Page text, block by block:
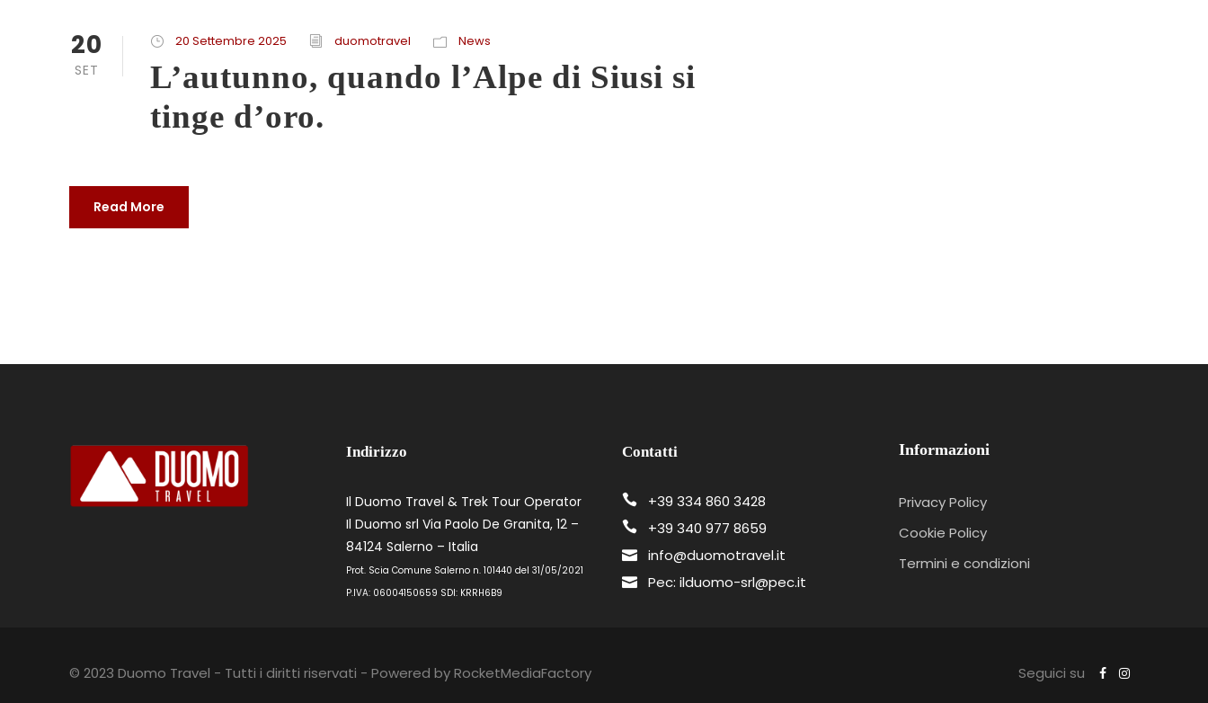
20
SET
20 Settembre 2025 duomotravel News
L’autunno, quando l’Alpe di Siusi si
tinge d’oro.
Read More
Indirizzo
Il Duomo Travel & Trek Tour Operator
Il Duomo srl Via Paolo De Granita, 12 –
84124 Salerno – Italia
Prot. Scia Comune Salerno n. 101440 del 31/05/2021
P.IVA: 06004150659 SDI: KRRH6B9
Contatti
+39 334 860 3428
+39 340 977 8659
info@duomotravel.it
Pec: ilduomo-srl@pec.it
Informazioni
Privacy Policy
Cookie Policy
Termini e condizioni
© 2023 Duomo Travel - Tutti i diritti riservati - Powered by RocketMediaFactory Seguici su